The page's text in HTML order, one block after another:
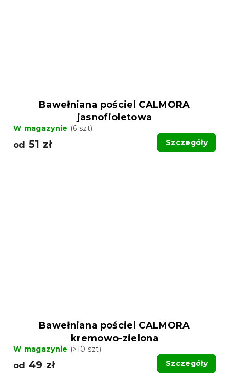
Bawełniana pościel CALMORA
jasnofioletowa
W magazynie (6 szt)
od 51 zł Szczegóły
Bawełniana pościel CALMORA
kremowo-zielona
W magazynie (>10 szt)
od 49 zł Szczegóły